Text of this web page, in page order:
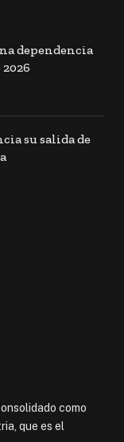
dependencia
su salida de
como
que es el